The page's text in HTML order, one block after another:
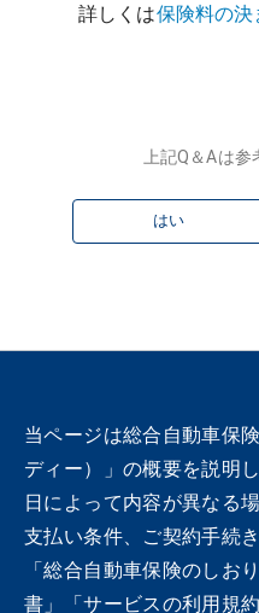
詳しくは保険料の決
上記Q＆Aは
はい
当ページは総合自動車保
ディー）」の概要を説明
日によって内容が異なる
支払い条件、ご契約手続
「総合自動車保険のしお
書」「サービスの利用規